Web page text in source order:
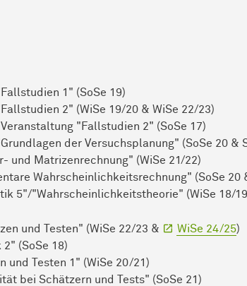
1" (SoSe 19)
2" (WiSe 19/20 & WiSe 22/23)
"Fallstudien 2" (SoSe 17)
der Versuchsplanung" (SoSe 20 &
und Matrizenrechnung" (WiSe 21/22)
Wahrscheinlichkeitsrechnung" (SoSe 20
5"/"Wahrscheinlichkeitstheorie" (WiSe 18/
und Testen" (WiSe 22/23 &
WiSe 24/25)
(SoSe 18)
und Testen 1" (WiSe 20/21)
bei Schätzern und Tests" (SoSe 21)